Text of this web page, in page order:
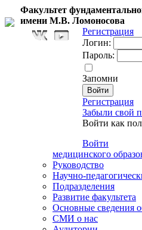
Факультет
имени М.В. Ломоносова
Регистрация
Логин:
Пароль:
Запомни
Регистрация
Забыли свой
Войти как
Войти
медицинского
Руководство
Научно-
Подразделения
Развитие факультета
Основные сведения
СМИ о нас